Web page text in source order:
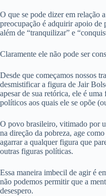
O que se pode dizer em relação
preocupação é adquirir apoio de
além de “tranquilizar” e
Claramente ele não pode ser
Desde que começamos nossos
desmistificar a figura de Jair
apesar de sua retórica, ele é
políticos aos quais ele se opõe
O povo brasileiro, vitimado por
na direção da pobreza, age
agarrar a qualquer figura que
outras figuras políticas.
Essa maneira imbecil de agir é
não podemos permitir que a
desespero.